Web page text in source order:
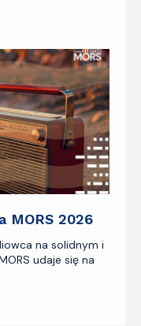
MORS 2026
na solidnym i
udaje się na